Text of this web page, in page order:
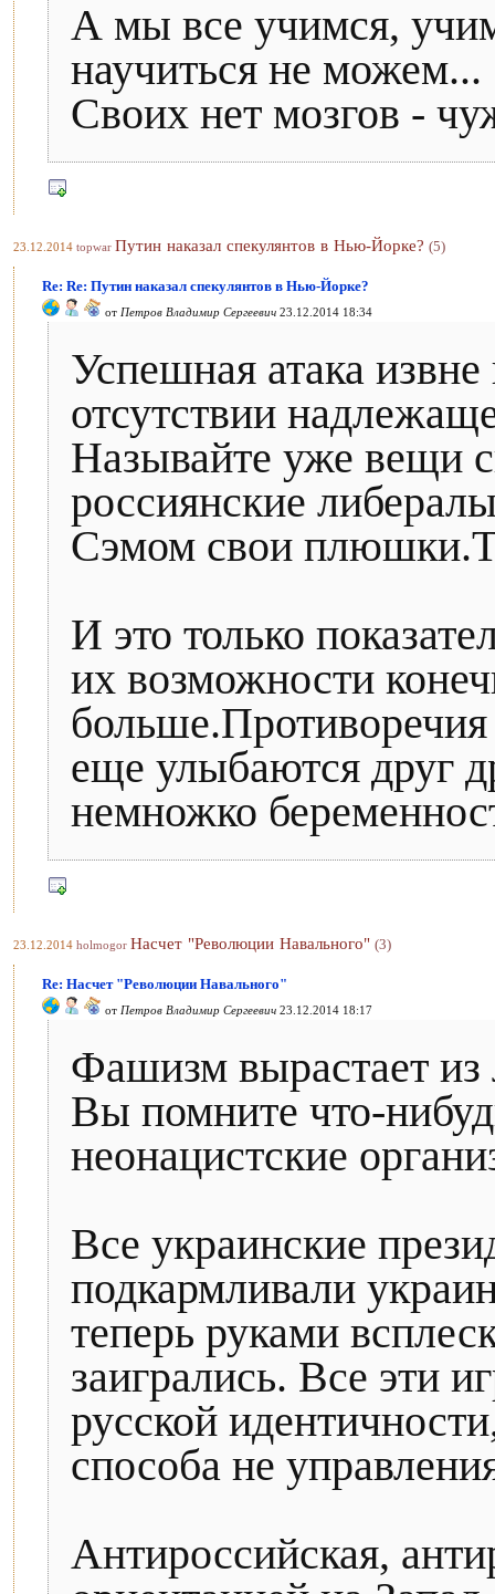
А мы все учимся,
научиться не можем...
Своих нет мозгов -
23.12.2014 topwar Путин наказал спекулянтов в Нью-Йорке? (5)
Re: Re: Путин наказал спекулянтов в Нью-Йорке?
от Петров Владимир Сергеевич 23.12.2014 18:34
Успешная атака
отсутствии
Называйте уже вещи
россиянские
Сэмом свои
И это только
их возможности
еще улыбаются друг
немножко
23.12.2014 holmogor Насчет "Революции Навального" (3)
Re: Насчет "Революции Навального"
от Петров Владимир Сергеевич 23.12.2014 18:17
Фашизм вырастает из
Вы помните что-
неонацистские
Все украинские
подкармливали
теперь руками
заигрались. Все эти
русской
способа не
Антироссийская,